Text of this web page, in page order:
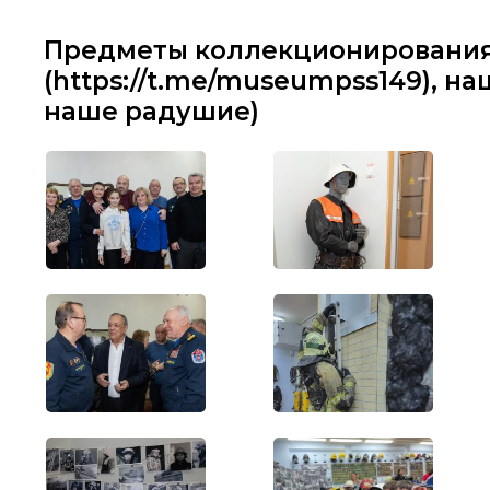
Главная страница Брандистика
Знаки
Предметы
(https://t.me/museumpss149),
наше радушие)
Субъекты